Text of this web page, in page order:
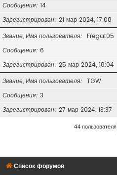
Сообщения 14
Зарегистрирован 21 мар 2024, 17:08
Звание, Имя пользователя
Fregat05
Сообщения 6
Зарегистрирован 25 мар 2024, 18:04
Звание, Имя пользователя
TGW
Сообщения 3
Зарегистрирован 27 мар 2024, 13:37
44 пользователя
Список форумов